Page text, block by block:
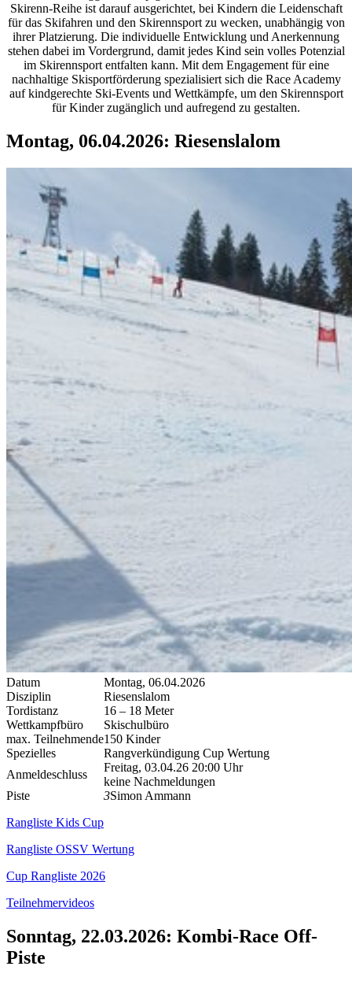
Skirenn-Reihe ist darauf ausgerichtet, bei Kindern die Leidenschaft
für das Skifahren und den Skirennsport zu wecken, unabhängig von
ihrer Platzierung. Die individuelle Entwicklung und Anerkennung
stehen dabei im Vordergrund, damit jedes Kind sein volles Potenzial
im Skirennsport entfalten kann. Mit dem Engagement für eine
nachhaltige Skisportförderung spezialisiert sich die Race Academy
auf kindgerechte Ski-Events und Wettkämpfe, um den Skirennsport
für Kinder zugänglich und aufregend zu gestalten.
Montag, 06.04.2026: Riesenslalom
Datum
Montag, 06.04.2026
Disziplin
Riesenslalom
Tordistanz
16 – 18 Meter
Wettkampfbüro
Skischulbüro
max. Teilnehmende150 Kinder
Spezielles
Rangverkündigung Cup Wertung
Anmeldeschluss
Freitag, 03.04.26 20:00 Uhr
keine Nachmeldungen
Piste
3Simon Ammann
Rangliste Kids Cup
Rangliste OSSV Wertung
Cup Rangliste 2026
Teilnehmervideos
Sonntag, 22.03.2026: Kombi-Race Off-
Piste